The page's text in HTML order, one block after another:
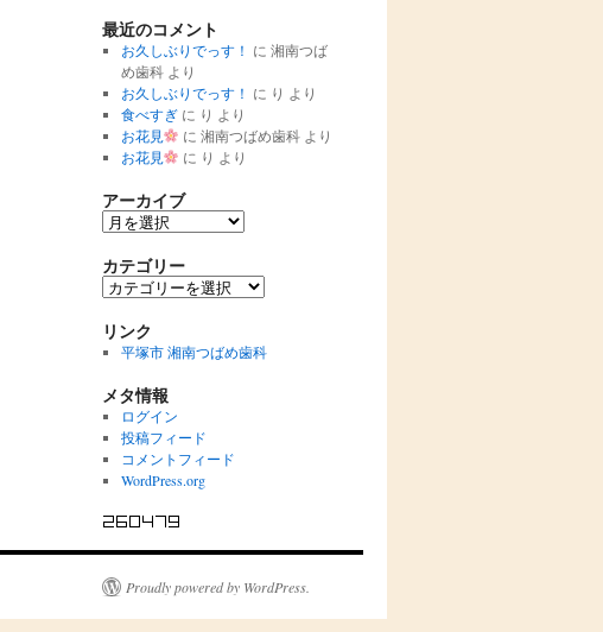
最近のコメント
お久しぶりでっす！ に 湘南つば
め歯科より
お久しぶりでっす！ に り より
食べすぎに り より
お花見
に湘南つばめ歯科 より
お花見
に り より
アーカイブ
ア
カ
イ
カテゴリー
カ
ゴ
リ
リンク
平塚市 湘南つばめ歯科
メタ情報
ログイン
投稿フィード
コメントフィード
WordPress.org
Proudly powered by WordPress.